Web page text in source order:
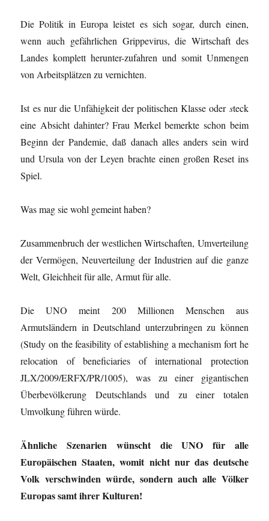
Die Politik in Europa leistet es sich sogar, durch einen,
wenn auch gefährlichen Grippevirus, die Wirtschaft des
Landes komplett herunter-zufahren und somit Unmengen
von Arbeitsplätzen zu vernichten.
Ist es nur die Unfähigkeit der politischen Klasse oder steck
eine Absicht dahinter? Frau Merkel bemerkte schon beim
Beginn der Pandemie, daß danach alles anders sein wird
und Ursula von der Leyen brachte einen großen Reset ins
Spiel.
Was mag sie wohl gemeint haben?
Zusammenbruch der westlichen Wirtschaften, Umverteilung
der Vermögen, Neuverteilung der Industrien auf die ganze
Welt, Gleichheit für alle, Armut für alle.
Die UNO meint 200 Millionen Menschen aus
Armutsländern in Deutschland unterzubringen zu können
(Study on the feasibility of establishing a mechanism fort he
relocation of beneficiaries of international protection
JLX/2009/ERFX/PR/1005), was zu einer gigantischen
Überbevölkerung Deutschlands und zu einer totalen
Umvolkung führen würde.
Ähnliche Szenarien wünscht die UNO für alle
Europäischen Staaten, womit nicht nur das deutsche
Volk verschwinden würde, sondern auch alle Völker
Europas samt ihrer Kulturen!